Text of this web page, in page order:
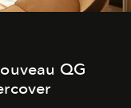
QG